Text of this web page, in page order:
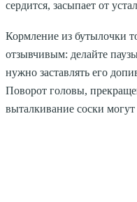
сердится, засыпает от
Кормление из бутылочки
отзывчивым: делайте
нужно заставлять его
Поворот головы,
выталкивание соски